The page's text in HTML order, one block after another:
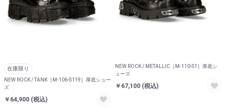
在庫限り
NEW ROCK / TANK［M-106-S119］厚底シュー
ズ
￥64,900 (税込)
NEW ROCK / METALLIC［M-110-S1］厚底シ
ューズ
￥67,100 (税込)
お買い物を続ける カートへ進む